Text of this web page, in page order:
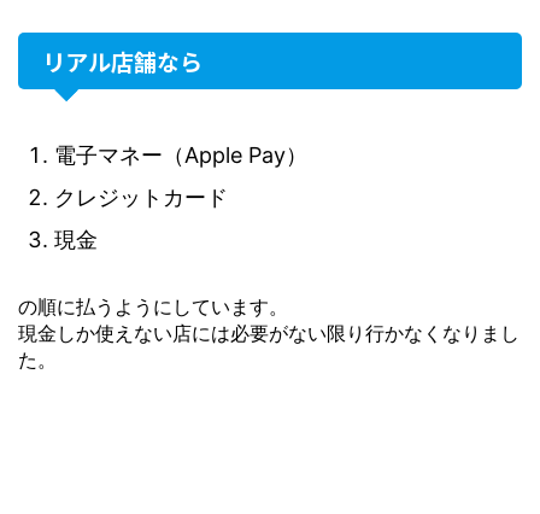
リアル店舗なら
電子マネー（Apple Pay）
クレジットカード
現金
の順に払うようにしています。
現金しか使えない店には必要がない限り行かなくなりまし
た。